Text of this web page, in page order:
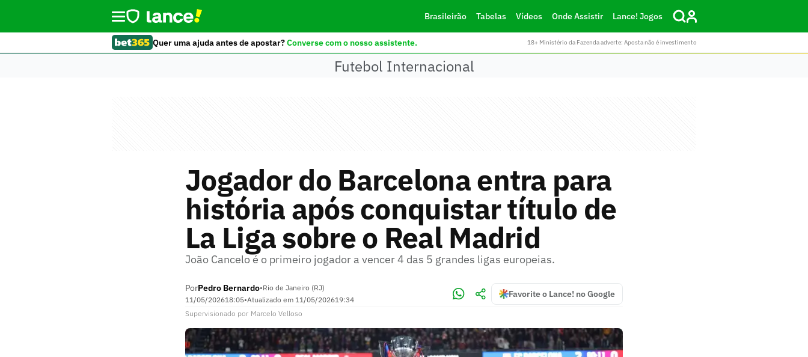
Brasileirão Tabelas Vídeos Onde Assistir Lance! Jogos
Quer uma ajuda antes de apostar?Converse com o nosso assistente. 18+ Ministério da Fazenda adverte: Aposta não é investimento
Futebol Internacional
Jogador do Barcelona entra para
história após conquistar título de
La Liga sobre o Real Madrid
João Cancelo é o primeiro jogador a vencer 4 das 5 grandes ligas europeias.
PorPedro Bernardo•Rio de Janeiro (RJ)
11/05/202618:05•Atualizado em 11/05/202619:34
Favorite o Lance! no Google
Supervisionado por Marcelo Velloso